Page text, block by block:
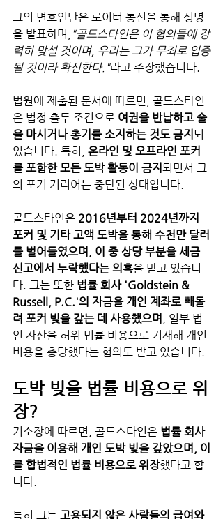
그의 변호인단은 로이터 통신을 통해 성명
을 발표하며, "골드스타인은 이 혐의들에 강
력히 맞설 것이며, 우리는 그가 무죄로 입증
될 것이라 확신한다."라고 주장했습니다.
법원에 제출된 문서에 따르면, 골드스타인
은 법정 출두 조건으로 여권을 반납하고 술
을 마시거나 총기를 소지하는 것도 금지 되
었습니다. 특히, 온라인 및 오프라인 포커
를 포함한 모든 도박 활동이 금지 되면서 그
의 포커 커리어는 중단된 상태입니다.
골드스타인은 2016년부터 2024년까지
포커 및 기타 고액 도박을 통해 수천만 달러
를 벌어들였으며, 이 중 상당 부분을 세금
신고에서 누락했다는 의혹을 받고 있습니
다. 그는 또한 법률 회사 'Goldstein &
Russell, P.C.'의 자금을 개인 계좌로 빼돌
려 포커 빚을 갚는 데 사용했으며
, 일부 법
인 자산을 허위 법률 비용으로 기재해 개인
비용을 충당했다는 혐의도 받고 있습니다.
도박 빚을 법률 비용으로 위
장?
기소장에 따르면, 골드스타인은 법률 회사
자금을 이용해 개인 도박 빚을 갚았으며, 이
를 합법적인 법률 비용으로 위장했다고 합
니다.
특히 그는 고용되지 않은 사람들의 급여와